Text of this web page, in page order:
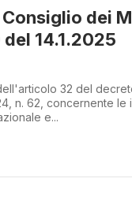
dei
14.1.2025
32 del
n. 62, concernente le
e...